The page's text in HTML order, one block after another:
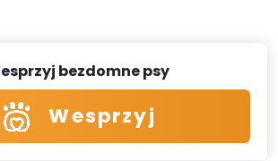
bezdomne psy
Wesprzyj